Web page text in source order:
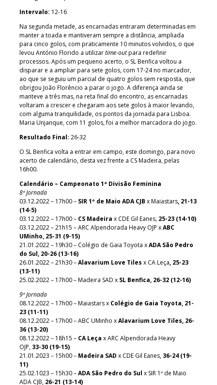
Intervalo: 12-16
Na segunda metade, as encarnadas entraram determinadas em
manter a toada e mantiveram sempre a distância, ampliada
para cinco golos, com praticamente 10 minutos volvidos, o que
levou António Florido a utilizartime-outpara redefinir
processos. Após um pequeno acerto, o SL Benfica voltou a
disparar e a ampliar para sete golos, com 17-24 no marcador,
ao que se seguiu um parcial de quatro golos sem resposta, que
obrigou João Florêncio a parar o jogo. A diferença ainda se
manteve a três mas, na reta final do encontro, as encarnadas
voltaram a crescer e chegaram aos sete golos à maior levando,
com alguma tranquilidade, os pontos da jornada para Lisboa.
Maria Unjanque, com 11 golos, foi a melhor marcadora do jogo.
Resultado Final: 26-32
O SL Benfica volta a entrar em campo, este domingo, para novo
acerto de calendário, desta vez frente a CS Madeira, pelas
16h00.
Calendário – Campeonato 1ª Divisão Feminina
8ª Jornada
03.12.2022 – 17h00 – SIR 1º de Maio ADA CJB x Maiastars, 21-13
(14-5)
03.12.2022 – 17h00 – CS Madeira x CDE Gil Eanes, 25-23 (14-10)
03.12.2022 – 21h15 – ARC Alpendorada Heavy OJP xABC
UMinho, 25-31 (9-15)
21.01.2022 – 19h30 – Colégio de Gaia Toyota xADA São Pedro
do Sul, 20-26 (13-16)
26.01.2022 – 21h30 –Alavarium Love Tiles x CA Leça, 25-23
(13-11)
25.02.2022 – 17h00 – Madeira SAD x SL Benfica, 26-32 (12-16)
9ª Jornada
08.12.2022 – 17h00 – Maiastars x Colégio de Gaia Toyota, 21-
23 (11-11)
08.12.2022 – 17h00 – ABC UMinho xAlavarium Love Tiles, 26-
36 (13-20)
08.12.2022 – 18h15 – CA Leça x ARC Alpendorada Heavy
OJP, 33-30 (19-15)
21.01.2023 – 15h00 – Madeira SAD x CDE Gil Eanes, 36-24 (19-
11)
25.02.1023 – 15h30 –ADA São Pedro do Sul x SIR 1º de Maio
ADA CJB, 26-21 (13-14)